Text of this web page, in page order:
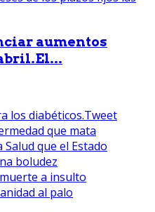
aumentos